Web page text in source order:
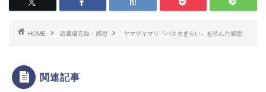
HOME 読書備忘録・感想 ヤマザキマリ『パスタぎらい』を読んだ感想
関連記事